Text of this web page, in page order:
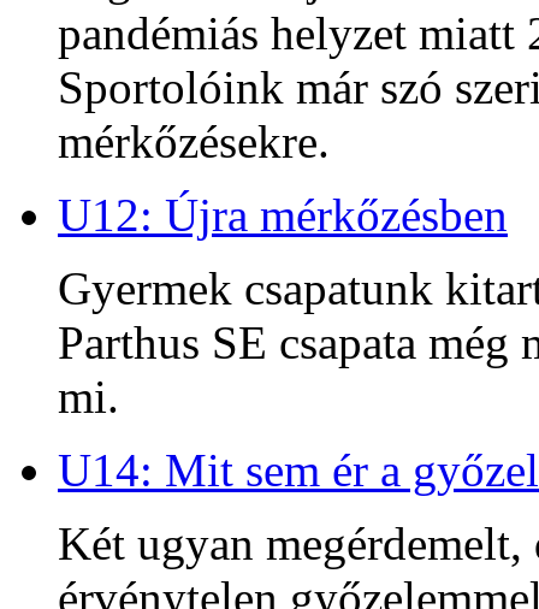
pandémiás helyzet
Sportolóink már szó
mérkőzésekre.
U12: Újra mérkőzésben
Gyermek csapatunk
Parthus SE csapata
mi.
U14: Mit sem ér a
Két ugyan
érvénytelen